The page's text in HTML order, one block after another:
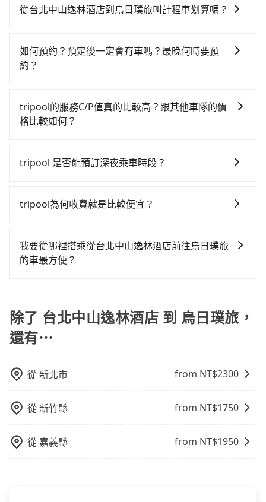
後，步行進站、現場購票並於月台排隊的時間約25分
後再根據距離的遠近或者天候狀況，決定是步行一段路
或者搭乘公車抵達最終的目的地。全程加上轉車時間共1
每人平均花費約620元，費時1小時53分鐘。長距離移動
確實搭乘高鐵可以比坐車快5分鐘，但卻要額外支出約
也可參考tripool的拼車共乘服務，最多可再節省50%的
時不需要閉目養神（因為要自己開車），最重要的是你
$115~205承租小轎車，每公里再額外加收$3.2，從台北
中山逸林酒店到烏日璞旅的花費預估為
時40元路邊停車費用預估進去，但額外的汽車保險與可
能的罰單都需自付。再者，和運的iRent只提供最基本的
或九人座可供選擇，而且無人租車最令人詬病的就是車
樣。另外，偶爾也會遇到明明已經預約了時間但上一位
小的風險。最後，雖然路邊隨租隨還看似方便，但實際
使用時還是有其區域的限制，實際可停靠的地點與你的
從台北中山逸林酒店到烏日璞旅叫計程車划算嗎？
灣大車隊、Uber、Line Taxi、Yoxi等，如果在路邊攔不
到車，也可考慮打電話至附近的計程車隊，如長鴻計程
tripool可省高達$2,500。綜合以上，無論在價格或服務
品質上，tripool都是你從台北中山逸林酒店到烏日璞旅
如何預約？預定後一定會有車嗎？最晚何時要預
約？
服務，可直接線上輸入上下車地點或地址，三秒內即可
查到真實價格，照著步驟填寫完乘客資料與線上刷卡，
與車輛的詳細資料，將於乘車前一晚八點透過SMS和
價，如臨時需要，前一天傍晚五點前仍會收單，最遲如
tripool的服務C/P值真的比較高？跟其他車隊的價
格比較如何？
市場上稍具規模且合法經營的業者，有以短程與城市為
KKDAY、KLOOK、叫車吧等。tripool旅步專注在長程
車。由於有高效的車輛調度能力，能以市價7~8折提供專
車到府服務，是絕大多數乘客出行的最佳選擇。
tripool 是否能預訂深夜乘車時段？
tripool為何收費就是比較便宜？
一次使用tripool的會擔心價格比市價便宜不少，是不是
因為司機素質比較差、車上會有煙味、或者車齡過大，
配戴口罩。tripool之所以能將價格壓在市價7~8折的主
因來自於自行研發的AI車輛調度演算法，能有效降低空
車率，也就是提高俗稱「回頭車」的比例。這不僅體現
雙十等）能用更少的司機來服務更多的旅客，意味著使
低，如此便反應在服務品質的控管會更佳。但tripool網
站上的價格是動態的，一般來說越早預訂價格越優，且
要從台北中山逸林酒店去烏日璞旅，請儘早下訂以把握
我要從哪裡搭乘從台北中山逸林酒店前往烏日璞旅
的車最方便？
得到，我們就保證發車。直接在官網上輸入住家地址、
辦公大樓、飯店民宿、各地車站、機場航廈、甚至風景
區，我們司機都會依照訂單上的資訊依約接送。
除了 台北中山逸林酒店 到 烏日璞旅，
還有⋯
從新北市 from NT$2300
從新竹縣 from NT$1750
從 嘉義縣 from NT$1950